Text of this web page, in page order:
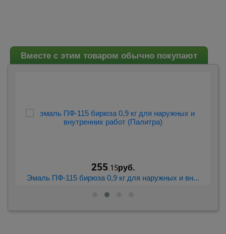
Вместе с этим товаром обычно покупают
255 .15руб.
Эмаль ПФ-115 бирюза 0,9 кг для наружных и вн...